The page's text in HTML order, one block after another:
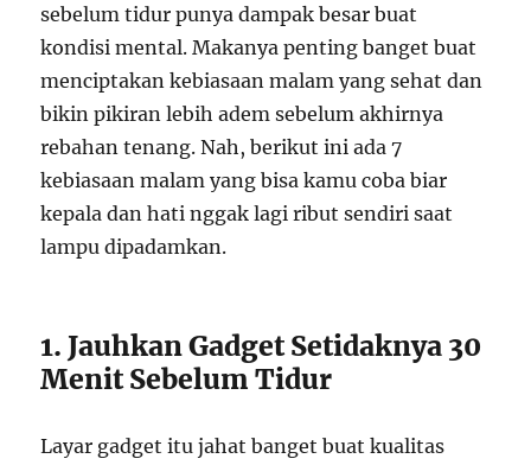
sebelum tidur punya dampak besar buat
kondisi mental. Makanya penting banget buat
menciptakan kebiasaan malam yang sehat dan
bikin pikiran lebih adem sebelum akhirnya
rebahan tenang. Nah, berikut ini ada 7
kebiasaan malam yang bisa kamu coba biar
kepala dan hati nggak lagi ribut sendiri saat
lampu dipadamkan.
1. Jauhkan Gadget Setidaknya 30
Menit Sebelum Tidur
Layar gadget itu jahat banget buat kualitas